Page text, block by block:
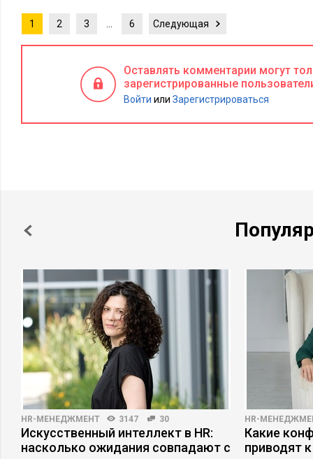
1 2 3 6 Следующая
Оставлять комментарии могут
зарегистрированные
Войти или Зарегистрироваться
HR-МЕНЕДЖМЕНТ 3147 30
Искусственный интеллект в HR:
насколько ожидания совпадают с
HR-
Какие
приводят